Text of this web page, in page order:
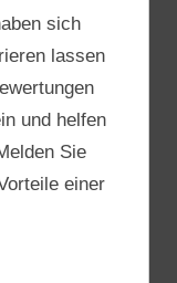
sich
lassen
und helfen
Sie
einer